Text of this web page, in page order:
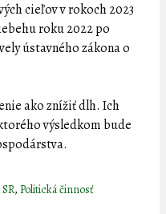
cieľov v rokoch 2023
roku 2022 po
ústavného zákona o
ako znížiť dlh. Ich
výsledkom bude
, Politická činnosť